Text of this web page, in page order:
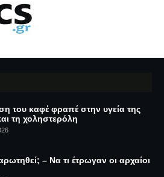
του καφέ φραπέ στην υγεία της
τη χοληστερόλη
– Να τι έτρωγαν οι αρχαίοι